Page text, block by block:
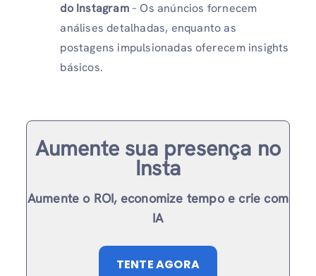
do Instagram– Os anúncios fornecem
análises detalhadas, enquanto as
postagens impulsionadas oferecem insights
básicos.
Aumente sua presença no
Insta
Aumente o ROI, economize tempo e crie com
IA
TENTE AGORA